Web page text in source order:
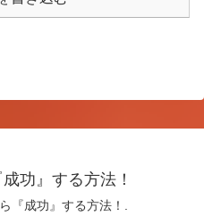
功』する方法！
『成功』する方法！.